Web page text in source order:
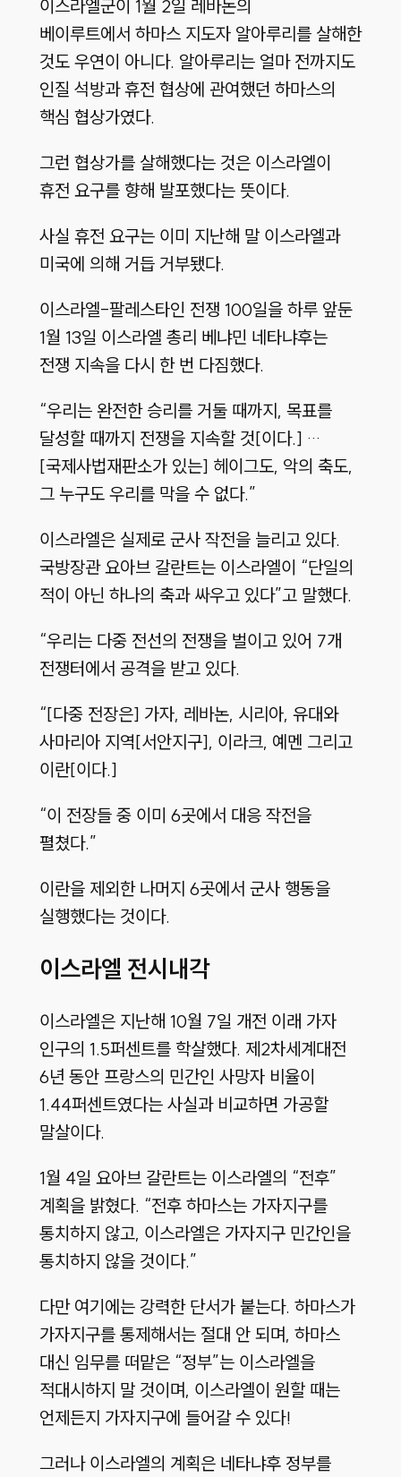
이스라엘군이 1월 2일 레바논의
베이루트에서 하마스 지도자 알아루리를 살해한
것도 우연이 아니다. 알아루리는 얼마 전까지도
인질 석방과 휴전 협상에 관여했던 하마스의
핵심 협상가였다.
그런 협상가를 살해했다는 것은 이스라엘이
휴전 요구를 향해 발포했다는 뜻이다.
사실 휴전 요구는 이미 지난해 말 이스라엘과
미국에 의해 거듭 거부됐다.
이스라엘-팔레스타인 전쟁 100일을 하루 앞둔
1월 13일 이스라엘 총리 베냐민 네타냐후는
전쟁 지속을 다시 한 번 다짐했다.
“우리는 완전한 승리를 거둘 때까지, 목표를
달성할 때까지 전쟁을 지속할 것[이다.] …
[국제사법재판소가 있는] 헤이그도, 악의 축도,
그 누구도 우리를 막을 수 없다.”
이스라엘은 실제로 군사 작전을 늘리고 있다.
국방장관 요아브 갈란트는 이스라엘이 “단일의
적이 아닌 하나의 축과 싸우고 있다”고 말했다.
“우리는 다중 전선의 전쟁을 벌이고 있어 7개
전쟁터에서 공격을 받고 있다.
“[다중 전장은] 가자, 레바논, 시리아, 유대와
사마리아 지역[서안지구], 이라크, 예멘 그리고
이란[이다.]
“이 전장들 중 이미 6곳에서 대응 작전을
펼쳤다.”
이란을 제외한 나머지 6곳에서 군사 행동을
실행했다는 것이다.
이스라엘 전시내각
이스라엘은 지난해 10월 7일 개전 이래 가자
인구의 1.5퍼센트를 학살했다. 제2차세계대전
6년 동안 프랑스의 민간인 사망자 비율이
1.44퍼센트였다는 사실과 비교하면 가공할
말살이다.
1월 4일 요아브 갈란트는 이스라엘의 “전후”
계획을 밝혔다. “전후 하마스는 가자지구를
통치하지 않고, 이스라엘은 가자지구 민간인을
통치하지 않을 것이다.”
다만 여기에는 강력한 단서가 붙는다. 하마스가
가자지구를 통제해서는 절대 안 되며, 하마스
대신 임무를 떠맡은 “정부”는 이스라엘을
적대시하지 말 것이며, 이스라엘이 원할 때는
언제든지 가자지구에 들어갈 수 있다!
그러나 이스라엘의 계획은 네타냐후 정부를